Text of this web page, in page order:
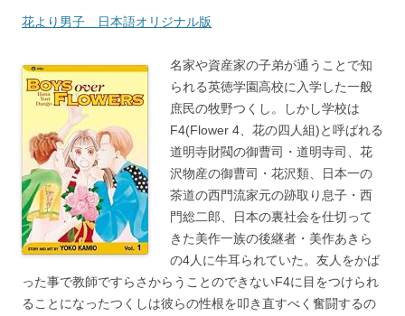
花より男子 日本語オリジナル版
名家や資産家の子弟が通うことで知
られる英徳学園高校に入学した一般
庶民の牧野つくし。しかし学校は
F4(Flower 4、花の四人組)と呼ばれる
道明寺財閥の御曹司・道明寺司、花
沢物産の御曹司・花沢類、日本一の
茶道の西門流家元の跡取り息子・西
門総二郎、日本の裏社会を仕切って
きた美作一族の後継者・美作あきら
の4人に牛耳られていた。友人をかば
った事で教師ですらさからうことのできないF4に目をつけられ
ることになったつくしは彼らの性根を叩き直すべく奮闘するの